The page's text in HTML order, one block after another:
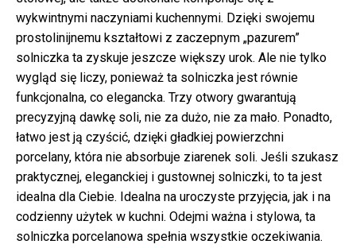
wykwintnymi naczyniami kuchennymi. Dzięki swojemu
prostolinijnemu kształtowi z zaczepnym „pazurem”
solniczka ta zyskuje jeszcze większy urok. Ale nie tylko
wygląd się liczy, ponieważ ta solniczka jest równie
funkcjonalna, co elegancka. Trzy otwory gwarantują
precyzyjną dawkę soli, nie za dużo, nie za mało. Ponadto,
łatwo jest ją czyścić, dzięki gładkiej powierzchni
porcelany, która nie absorbuje ziarenek soli. Jeśli szukasz
praktycznej, eleganckiej i gustownej solniczki, to ta jest
idealna dla Ciebie. Idealna na uroczyste przyjęcia, jak i na
codzienny użytek w kuchni. Odejmi ważna i stylowa, ta
solniczka porcelanowa spełnia wszystkie oczekiwania.